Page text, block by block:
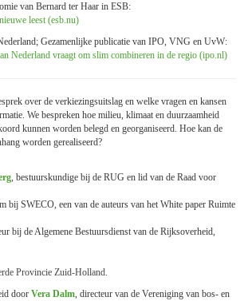
van Bernard ter Haar in ESB:
leest (esb.nu)
Gezamenlijke publicatie van IPO, VNG en UvW:
Nederland vraagt om slim combineren in de regio (ipo.nl)
over de verkiezingsuitslag en welke vragen en kansen
We bespreken hoe milieu, klimaat en duurzaamheid
kunnen worden belegd en georganiseerd. Hoe kan de
worden gerealiseerd?
, bestuurskundige bij de RUG en lid van de Raad voor
bij SWECO, een van de auteurs van het White paper Ruimte
bij de Algemene Bestuursdienst van de Rijksoverheid,
Provincie Zuid-Holland.
door Vera Dalm, directeur van de Vereniging van bos- en